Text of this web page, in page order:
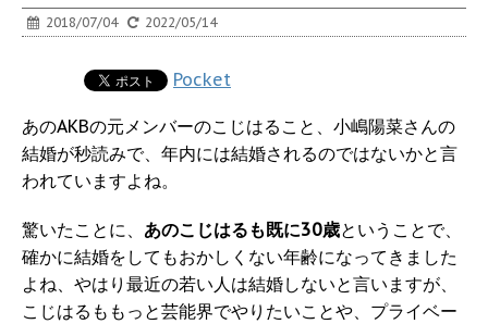
2018/07/04 2022/05/14
Pocket
あのAKBの元メンバーのこじはること、小嶋陽菜さんの
結婚が秒読みで、年内には結婚されるのではないかと言
われていますよね。
驚いたことに、 あのこじはるも既に30歳ということで、
確かに結婚をしてもおかしくない年齢になってきました
よね、やはり最近の若い人は結婚しないと言いますが、
こじはるももっと芸能界でやりたいことや、プライベー